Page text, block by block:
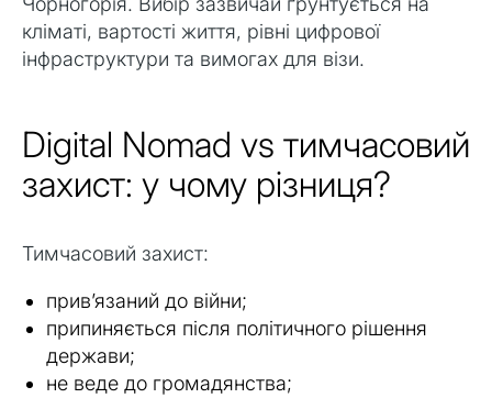
кліматі, вартості життя, рівні цифрової
інфраструктури та вимогах для візи.
Digital Nomad vs тимчасовий
захист: у чому різниця?
Тимчасовий захист:
прив’язаний до війни;
припиняється після політичного рішення
держави;
не веде до громадянства;